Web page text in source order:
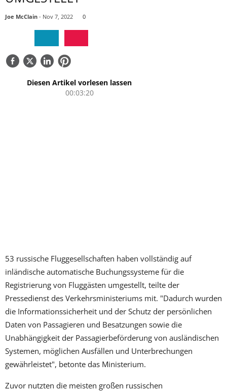
ÜBER UNS
Joe McClain - Nov 7, 2022 0
Diesen Artikel vorlesen lassen
00:03:20
53 russische Fluggesellschaften haben vollständig auf
inländische automatische Buchungssysteme für die
Registrierung von Fluggästen umgestellt, teilte der
Pressedienst des Verkehrsministeriums mit. "Dadurch wurden
die Informationssicherheit und der Schutz der persönlichen
Daten von Passagieren und Besatzungen sowie die
Unabhängigkeit der Passagierbeförderung von ausländischen
Systemen, möglichen Ausfällen und Unterbrechungen
gewährleistet", betonte das Ministerium.
Zuvor nutzten die meisten großen russischen